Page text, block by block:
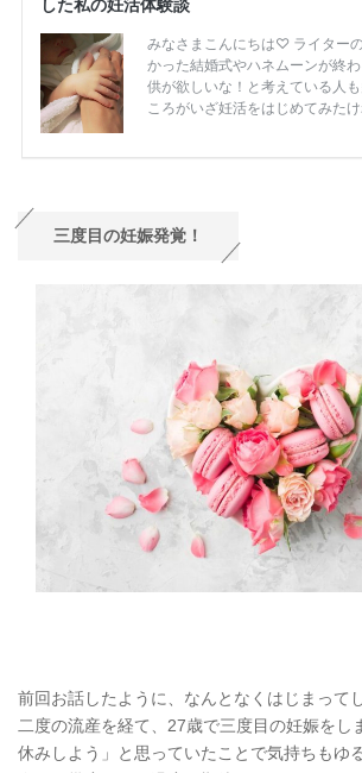
三度目の妊娠発覚！
前回お話したように、なんとなくはじまって
二度の流産を経て、27歳で三度目の妊娠をし
休みしよう」と思っていたことで気持ちもゆ